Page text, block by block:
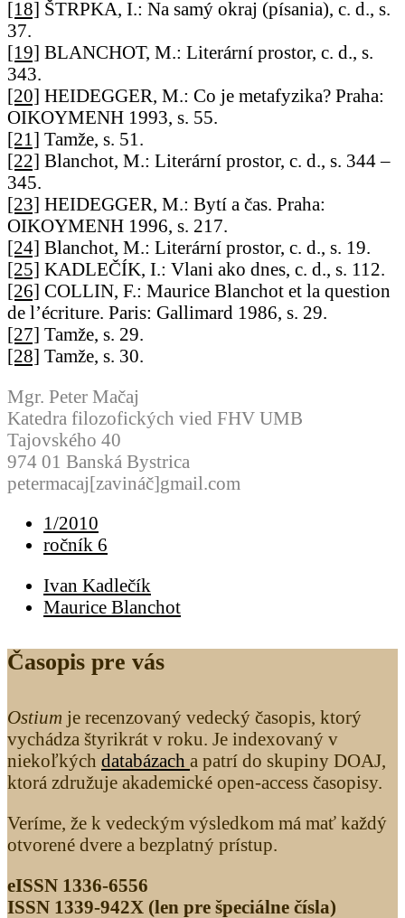
[18] ŠTRPKA, I.: Na samý okraj (písania), c. d., s.
37.
[19] BLANCHOT, M.: Literární prostor, c. d., s.
343.
[20] HEIDEGGER, M.: Co je metafyzika? Praha:
OIKOYMENH 1993, s. 55.
[21] Tamže, s. 51.
[22] Blanchot, M.: Literární prostor, c. d., s. 344 –
345.
[23] HEIDEGGER, M.: Bytí a čas. Praha:
OIKOYMENH 1996, s. 217.
[24] Blanchot, M.: Literární prostor, c. d., s. 19.
[25] KADLEČÍK, I.: Vlani ako dnes, c. d., s. 112.
[26] COLLIN, F.: Maurice Blanchot et la question
de l’écriture. Paris: Gallimard 1986, s. 29.
[27] Tamže, s. 29.
[28] Tamže, s. 30.
Mgr. Peter Mačaj
Katedra filozofických vied FHV UMB
Tajovského 40
974 01 Banská Bystrica
petermacaj[zavináč]gmail.com
1/2010
ročník 6
Ivan Kadlečík
Maurice Blanchot
Časopis pre vás
Ostium je recenzovaný vedecký časopis, ktorý
vychádza štyrikrát v roku. Je indexovaný v
niekoľkých databázach a patrí do skupiny DOAJ,
ktorá združuje akademické open-access časopisy.
Veríme, že k vedeckým výsledkom má mať každý
otvorené dvere a bezplatný prístup.
eISSN 1336-6556
ISSN 1339­-942X (len pre špeciálne čísla)